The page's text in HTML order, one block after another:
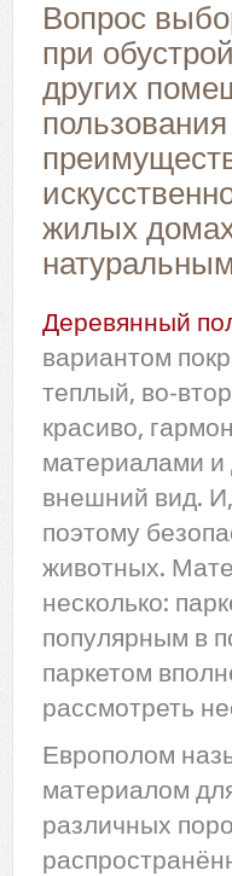
Вопрос
при
других
жилых
Деревянный
вариантом
теплый, во-
красиво,
материалами и
внешний вид.
поэтому
животных.
несколько:
популярным в
паркетом
рассмотреть
Европолом
материалом
различных